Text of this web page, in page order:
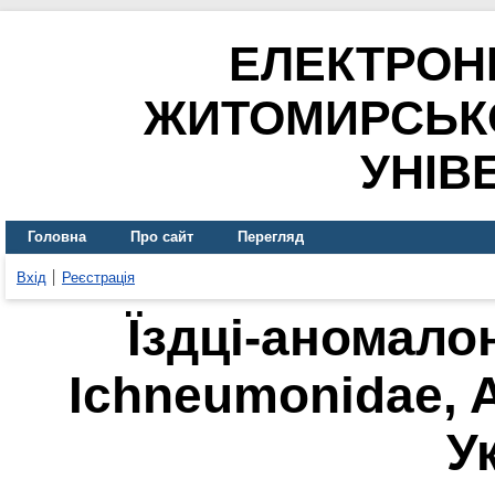
Головна Про сайт Перегляд
Вхід Реєстрація
Їздці-
Ichneumonidae,